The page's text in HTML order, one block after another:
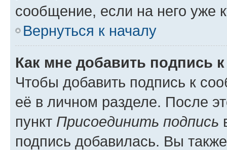
сообщение, если на него уже
Вернуться к началу
Как мне добавить подпись
Чтобы добавить подпись к
её в личном разделе. После
пункт Присоединить подпись
подпись добавилась. Вы